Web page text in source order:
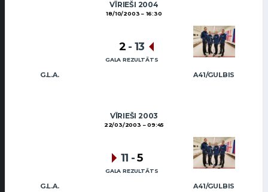
VĪRIEŠI 2004
18/10/2003 16:30
G.L.A. A41/GULBIS
2 - 13
GALA REZULTĀTS
VĪRIEŠI 2003
22/03/2003 09:45
G.L.A. A41/GULBIS
11 -5
GALA REZULTĀTS